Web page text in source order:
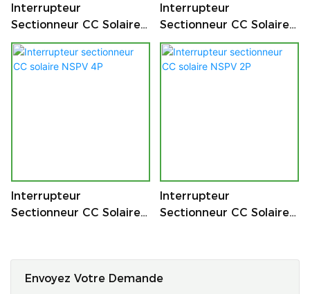
Envoyez Votre Demande
Interrupteur
Sectionneur CC Solaire
NSPV 8P
Interrupteur
Sectionneur CC Solaire
NSPV 6P
Interrupteur
Sectionneur CC Solaire
Interrupteur
Sectionneur CC Solaire